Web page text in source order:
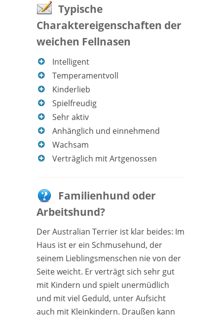
Typische
Charaktereigenschaften der
weichen Fellnasen
Intelligent
Temperamentvoll
Kinderlieb
Spielfreudig
Sehr aktiv
Anhänglich und einnehmend
Wachsam
Verträglich mit Artgenossen
Familienhund oder
Arbeitshund?
Der Australian Terrier ist klar beides: Im
Haus ist er ein Schmusehund, der
seinem Lieblingsmenschen nie von der
Seite weicht. Er verträgt sich sehr gut
mit Kindern und spielt unermüdlich
und mit viel Geduld, unter Aufsicht
auch mit Kleinkindern. Draußen kann